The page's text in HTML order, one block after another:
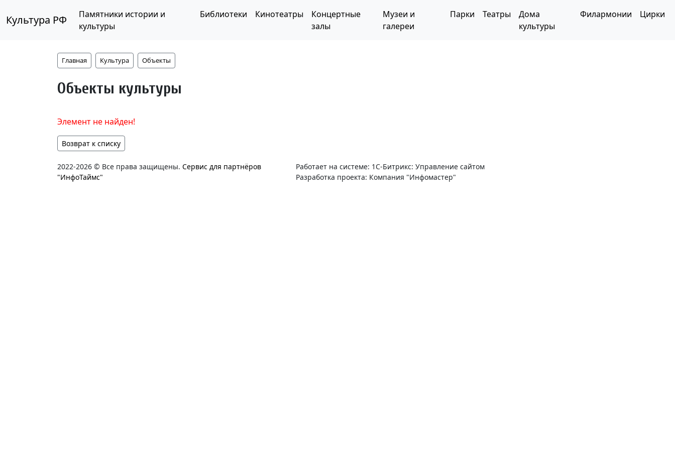
Культура РФ
Памятники истории и
культуры
Библиотеки Кинотеатры
Концертные
залы
Музеи и
галереи
Парки Театры
Дома
культуры
Филармонии Цирки
Главная Культура Объекты
Объекты культуры
Элемент не найден!
Возврат к списку
2022-2026 © Все права защищены. Сервис для партнёров
"ИнфоТаймс"
Работает на системе: 1С-Битрикс: Управление сайтом
Разработка проекта: Компания "Инфомастер"